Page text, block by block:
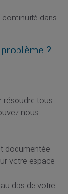
dans
?
résoudre tous
nous
documentée
votre espace
dos de votre